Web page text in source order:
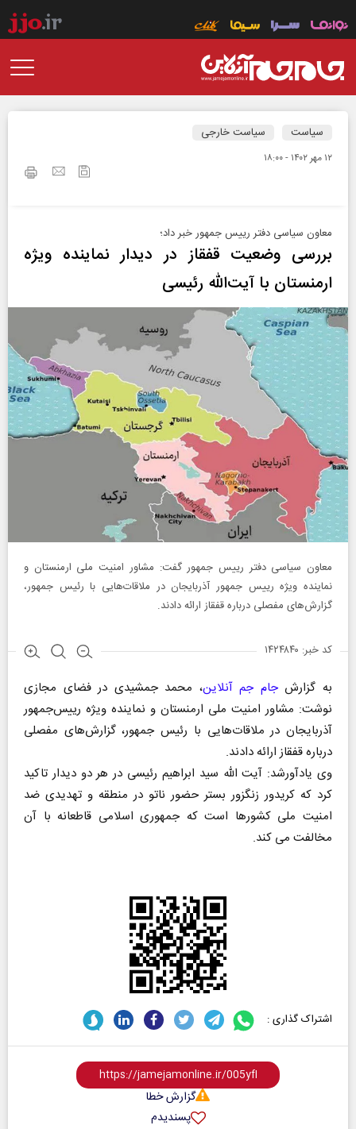
سیاست سیاست خارجی
۱۲ مهر ۱۴۰۲ - ۱۸:۰۰
معاون سیاسی دفتر رییس جمهور خبر داد؛
بررسی وضعیت قفقاز در دیدار نماینده ویژه
ارمنستان با آیت‌الله رئیسی
معاون سیاسی دفتر رییس جمهور گفت: مشاور امنیت ملی ارمنستان و
نماینده ویژه رییس‌ جمهور آذربایجان در ملاقات‌هایی با رئیس جمهور،
گزارش‌های مفصلی درباره قفقاز ارائه دادند.
کد خبر: ۱۴۲۴۸۴۰
به گزارشجام جم آنلاین، محمد جمشیدی در فضای مجازی
نوشت: مشاور امنیت ملی ارمنستان و نماینده ویژه رییس‌جمهور
آذربایجان در ملاقات‌هایی با رئیس جمهور، گزارش‌های مفصلی
درباره قفقاز ارائه دادند.
وی یادآورشد: آیت الله سید ابراهیم رئیسی در هر دو دیدار تاکید
کرد که کریدور زنگزور بستر حضور ناتو در منطقه و تهدیدی ضد
امنیت ملی کشورها است که جمهوری اسلامی قاطعانه با آن
مخالفت می کند.
اشتراک گذاری :
گزارش خطا
پسندیدم